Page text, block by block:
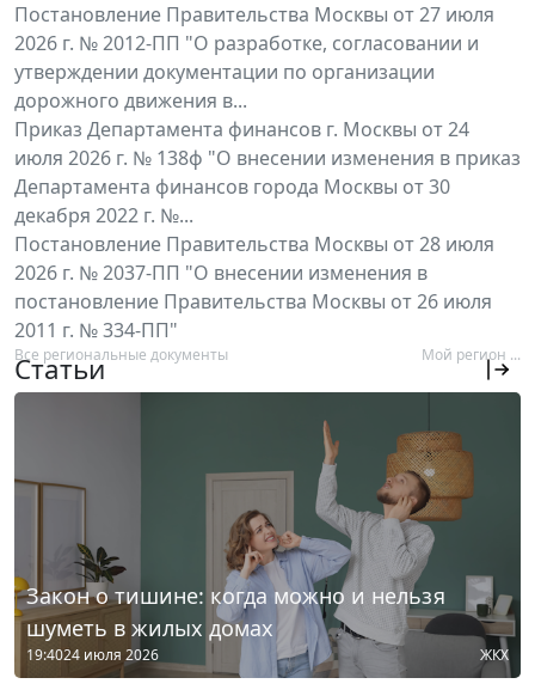
Постановление Правительства Москвы от 27 июля
2026 г. № 2012-ПП "О разработке, согласовании и
утверждении документации по организации
дорожного движения в...
Приказ Департамента финансов г. Москвы от 24
июля 2026 г. № 138ф "О внесении изменения в приказ
Департамента финансов города Москвы от 30
декабря 2022 г. №...
Постановление Правительства Москвы от 28 июля
2026 г. № 2037-ПП "О внесении изменения в
постановление Правительства Москвы от 26 июля
2011 г. № 334-ПП"
Все региональные документы Мой регион ...
Статьи
Закон о тишине: когда можно и нельзя
шуметь в жилых домах
19:4024 июля 2026 ЖКХ